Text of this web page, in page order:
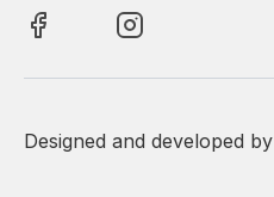
Designed and developed by